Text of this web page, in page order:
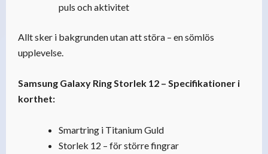
puls och aktivitet
Allt sker i bakgrunden utan att störa – en sömlös
upplevelse.
Samsung Galaxy Ring Storlek 12 – Specifikationer i
korthet:
Smartring i Titanium Guld
Storlek 12 – för större fingrar